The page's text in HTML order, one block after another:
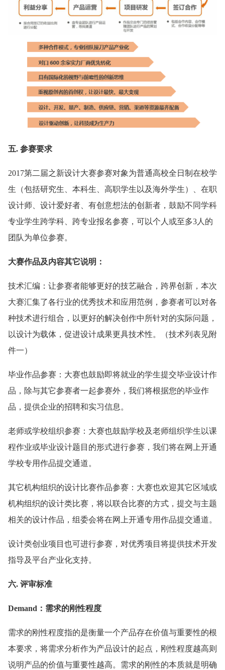
五. 参赛要求
2017第二届之新设计大赛参赛对象为普通高校全日制在校学
生（包括研究生、本科生、高职学生以及海外学生）、在职
设计师、设计爱好者、有创意想法的创新者，鼓励不同学科
专业学生跨学科、跨专业报名参赛，可以个人或至多3人的
团队为单位参赛。
大赛作品及内容其它说明：
技术汇编：让参赛者能够更好的技艺融合，跨界创新，本次
大赛汇集了各行业的优秀技术和应用范例，参赛者可以对各
种技术进行组合，以更好的解决创作中所针对的实际问题，
以设计为载体，促进设计成果更具技术性。（技术列表见附
件一）
毕业作品参赛：大赛也鼓励即将就业的学生提交毕业设计作
品，除与其它参赛者一起参赛外，我们将根据您的毕业作
品，提供企业的招聘和实习信息。
老师或学校组织参赛：大赛也鼓励学校及老师组织学生以课
程作业或毕业设计题目的形式进行参赛，我们将在网上开通
学校专用作品提交通道。
其它机构组织的设计比赛作品参赛：大赛也欢迎其它区域或
机构组织的设计类比赛，将以联合比赛的方式，提交与主题
相关的设计作品，组委会将在网上开通专用作品提交通道。
设计类创业项目也可进行参赛，对优秀项目将提供技术开发
指导及平台产业化支持。
六. 评审标准
Demand：需求的刚性程度
需求的刚性程度指的是衡量一个产品存在价值与重要性的根
本要求，将需求分析作为产品设计的起点，刚性程度越高则
说明产品的价值与重要性越高。需求的刚性的本质就是明确